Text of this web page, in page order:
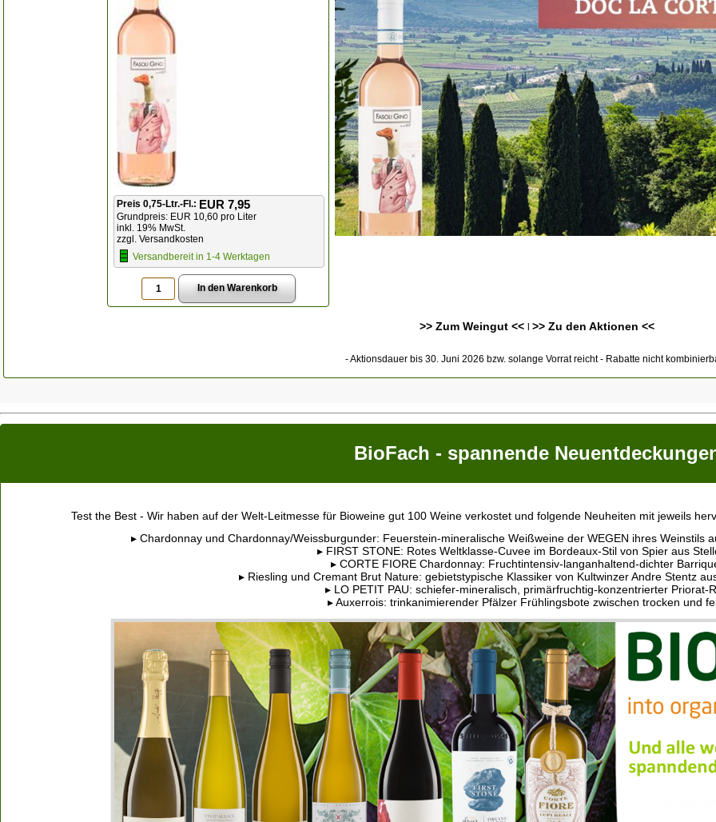
Preis 0,75-Ltr.-Fl.: EUR 7,95
Grundpreis: EUR 10,60 pro Liter
inkl. 19% MwSt.
zzgl. Versandkosten
Versandbereit in 1-4 Werktagen
>> Zum Weingut << l >> Zu den Aktionen <<
- Aktionsdauer bis 30. Juni 2026 bzw. solange Vorrat reicht - Rabatte nicht
BioFach - spannende
Test the Best - Wir haben auf der Welt-Leitmesse für Bioweine gut 100 Weine verkostet und folgende Neuheiten mit jeweils
▸ Chardonnay und Chardonnay/Weissburgunder: Feuerstein-mineralische Weißweine der WEGEN ihres Weinstils
▸ FIRST STONE: Rotes Weltklasse-Cuvee im Bordeaux-Stil von Spier aus
▸ CORTE FIORE Chardonnay: Fruchtintensiv-langanhaltend-dichter
▸ Riesling und Cremant Brut Nature: gebietstypische Klassiker von Kultwinzer Andre Stentz
▸ LO PETIT PAU: schiefer-mineralisch, primärfruchtig-konzentrierter Priorat-
▸ Auxerrois: trinkanimierender Pfälzer Frühlingsbote zwischen trocken und